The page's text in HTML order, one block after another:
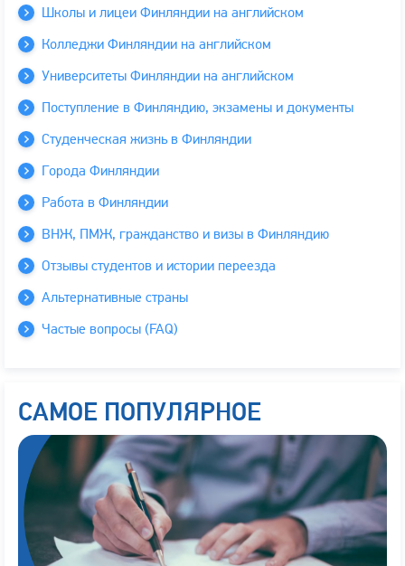
Школы и лицеи Финляндии на английском
Колледжи Финляндии на английском
Университеты Финляндии на английском
Поступление в Финляндию, экзамены и документы
Студенческая жизнь в Финляндии
Города Финляндии
Работа в Финляндии
ВНЖ, ПМЖ, гражданство и визы в Финляндию
Отзывы студентов и истории переезда
Альтернативные страны
Частые вопросы (FAQ)
САМОЕ ПОПУЛЯРНОЕ